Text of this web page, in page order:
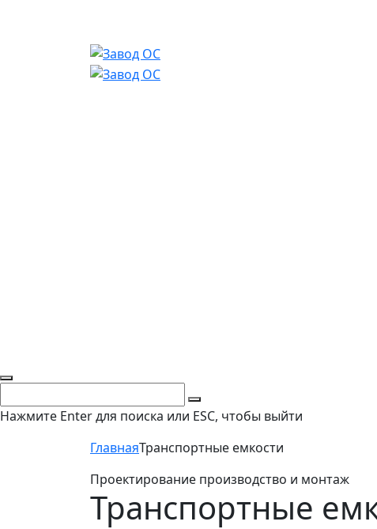
Нажмите Enter для поиска или ESC, чтобы выйти
ГлавнаяТранспортные емкости
Проектирование производство и монтаж
Транспортные